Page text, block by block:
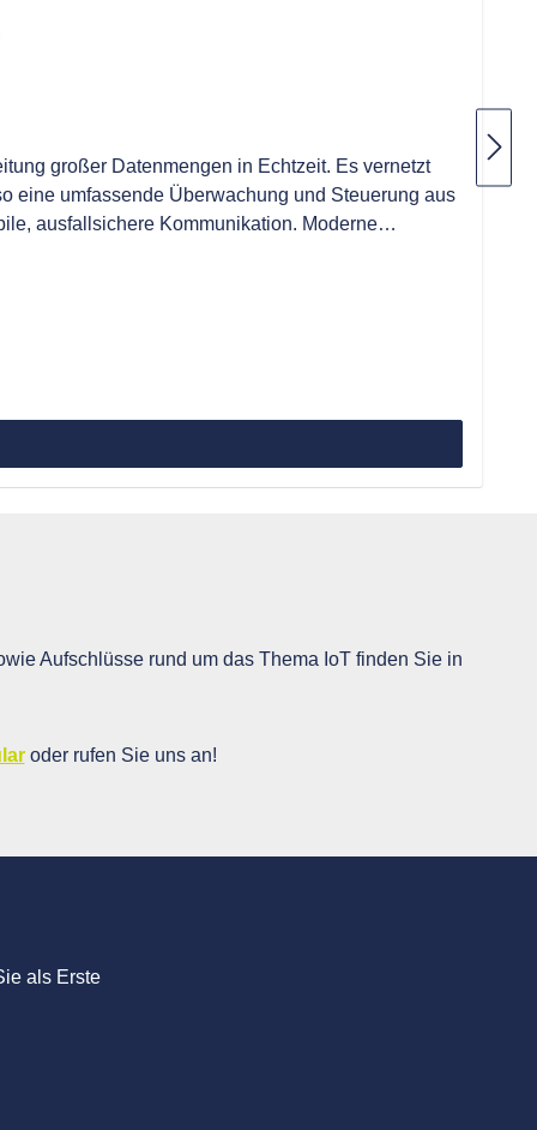
großer Datenmengen in Echtzeit. Es vernetzt
eine umfassende Überwachung und Steuerung aus
ausfallsichere Kommunikation. Moderne
Aufschlüsse rund um das Thema IoT finden Sie in
oder rufen Sie uns an!
als Erste